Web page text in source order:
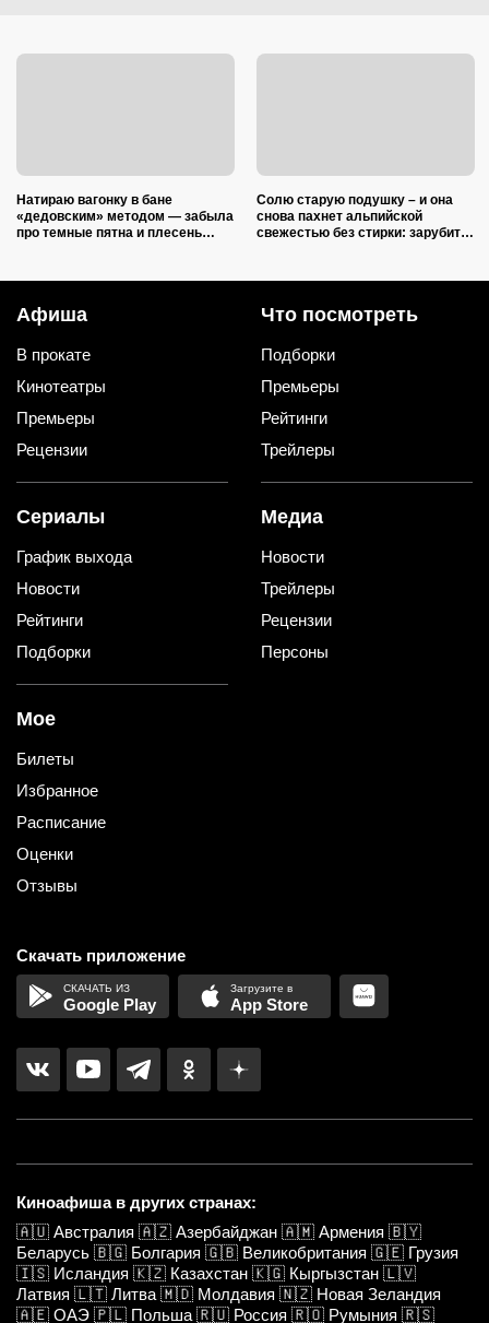
Натираю вагонку в бане
«дедовским» методом — забыла
про темные пятна и плесень
Солю старую подушку – и она
снова пахнет альпийской
свежестью без стирки: зарубите
Афиша
В прокате
Кинотеатры
Премьеры
Рецензии
Что посмотреть
Подборки
Премьеры
Рейтинги
Трейлеры
Сериалы
График выхода
Новости
Рейтинги
Подборки
Медиа
Новости
Трейлеры
Рецензии
Персоны
Мое
Билеты
Избранное
Расписание
Оценки
Отзывы
Скачать приложение
Google Play App Store
Киноафиша в других странах:
🇦🇺 Австралия 🇦🇿 Азербайджан 🇦🇲 Армения 🇧🇾
Беларусь 🇧🇬 Болгария 🇬🇧 Великобритания 🇬🇪 Грузия
🇮🇸 Исландия 🇰🇿 Казахстан 🇰🇬 Кыргызстан 🇱🇻
Латвия 🇱🇹 Литва 🇲🇩 Молдавия 🇳🇿 Новая Зеландия
🇦🇪 ОАЭ 🇵🇱 Польша 🇷🇺 Россия 🇷🇴 Румыния 🇷🇸